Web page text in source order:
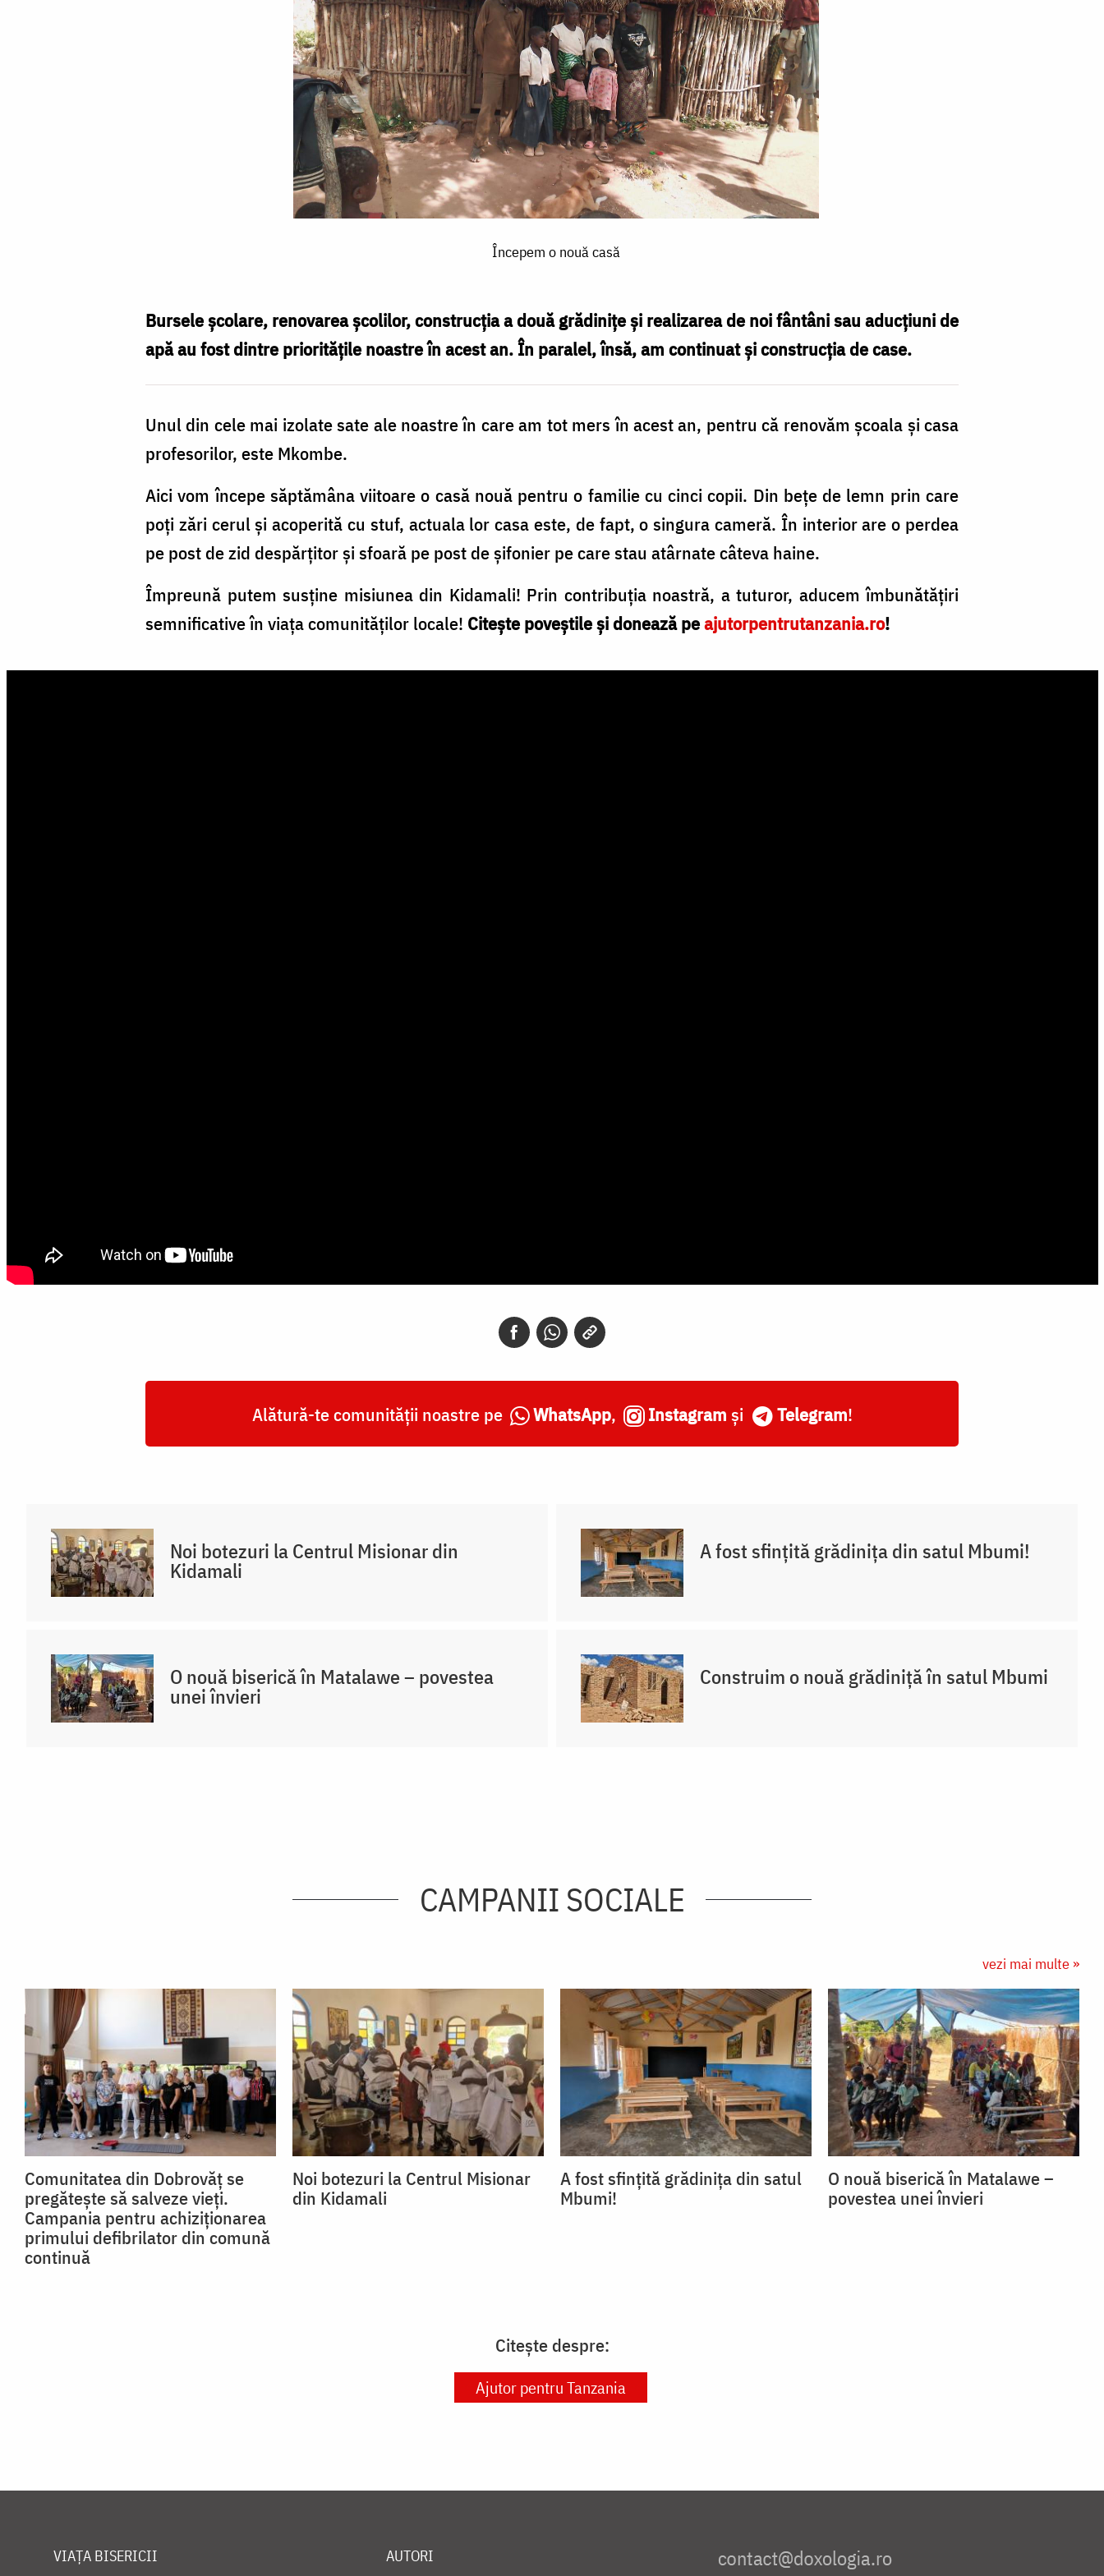
Începem o nouă casă
Bursele școlare, renovarea școlilor, construcția a două grădinițe și realizarea de noi fântâni sau aducțiuni de
apă au fost dintre prioritățile noastre în acest an. În paralel, însă, am continuat și construcția de case.
Unul din cele mai izolate sate ale noastre în care am tot mers în acest an, pentru că renovăm școala și casa
profesorilor, este Mkombe.
Aici vom începe săptămâna viitoare o casă nouă pentru o familie cu cinci copii. Din bețe de lemn prin care
poți zări cerul și acoperită cu stuf, actuala lor casa este, de fapt, o singura cameră. În interior are o perdea
pe post de zid despărțitor și sfoară pe post de șifonier pe care stau atârnate câteva haine.
Împreună putem susține misiunea din Kidamali! Prin contribuția noastră, a tuturor, aducem îmbunătățiri
semnificative în viața comunităților locale! Citește poveștile și donează peajutorpentrutanzania.ro!
Alătură-te comunității noastre pe WhatsApp, Instagram și Telegram!
Noi botezuri la Centrul Misionar din
Kidamali
A fost sfințită grădinița din satul Mbumi!
O nouă biserică în Matalawe – povestea
unei învieri
Construim o nouă grădiniță în satul Mbumi
CAMPANII SOCIALE
vezi mai multe »
Comunitatea din Dobrovăț se
pregătește să salveze vieți.
Campania pentru achiziționarea
primului defibrilator din comună
continuă
Noi botezuri la Centrul Misionar
din Kidamali
A fost sfințită grădinița din satul
Mbumi!
O nouă biserică în Matalawe –
povestea unei învieri
Citește despre:
Ajutor pentru Tanzania
VIAȚA BISERICII
AUTORI